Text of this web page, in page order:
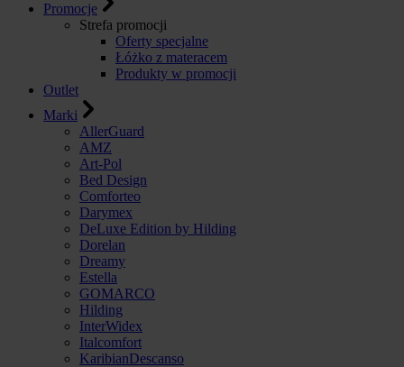
Promocje
Strefa promocji
Oferty specjalne
Łóżko z materacem
Produkty w promocji
Outlet
Marki
AllerGuard
AMZ
Art-Pol
Bed Design
Comforteo
Darymex
DeLuxe Edition by Hilding
Dorelan
Dreamy
Estella
GOMARCO
Hilding
InterWidex
Italcomfort
KaribianDescanso